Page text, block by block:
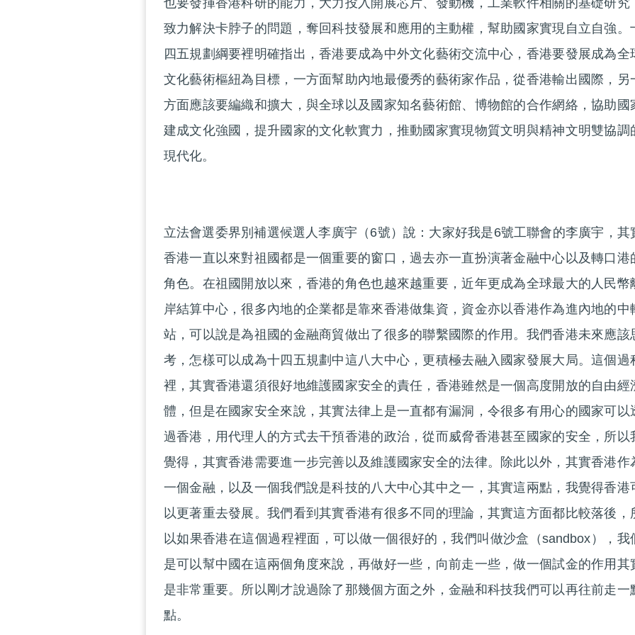
也要發揮香港科研的能力，大力投入開展芯片、發動機，工業軟件相關的基礎研究
致力解決卡脖子的問題，奪回科技發展和應用的主動權，幫助國家實現自立自強。
四五規劃綱要裡明確指出，香港要成為中外文化藝術交流中心，香港要發展成為全
文化藝術樞紐為目標，一方面幫助內地最優秀的藝術家作品，從香港輸出國際，另
方面應該要編織和擴大，與全球以及國家知名藝術館、博物館的合作網絡，協助國
建成文化強國，提升國家的文化軟實力，推動國家實現物質文明與精神文明雙協調
現代化。
立法會選委界別補選候選人李廣宇（6號）說：大家好我是6號工聯會的李廣宇，其
香港一直以來對祖國都是一個重要的窗口，過去亦一直扮演著金融中心以及轉口港
角色。在祖國開放以來，香港的角色也越來越重要，近年更成為全球最大的人民幣
岸結算中心，很多內地的企業都是靠來香港做集資，資金亦以香港作為進內地的中
站，可以說是為祖國的金融商貿做出了很多的聯繫國際的作用。我們香港未來應該
考，怎樣可以成為十四五規劃中這八大中心，更積極去融入國家發展大局。這個過
裡，其實香港還須很好地維護國家安全的責任，香港雖然是一個高度開放的自由經
體，但是在國家安全來說，其實法律上是一直都有漏洞，令很多有用心的國家可以
過香港，用代理人的方式去干預香港的政治，從而威脅香港甚至國家的安全，所以
覺得，其實香港需要進一步完善以及維護國家安全的法律。除此以外，其實香港作
一個金融，以及一個我們說是科技的八大中心其中之一，其實這兩點，我覺得香港
以更著重去發展。我們看到其實香港有很多不同的理論，其實這方面都比較落後，
以如果香港在這個過程裡面，可以做一個很好的，我們叫做沙盒（sandbox），我
是可以幫中國在這兩個角度來說，再做好一些，向前走一些，做一個試金的作用其
是非常重要。所以剛才說過除了那幾個方面之外，金融和科技我們可以再往前走一
點。